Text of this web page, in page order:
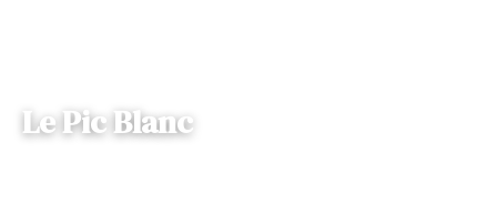
Le Pic Blanc